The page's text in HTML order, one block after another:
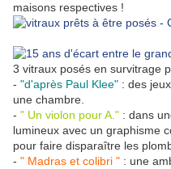
maisons respectives !
3 vitraux posés en survitrage
- "d'après Paul Klee" : des
une chambre.
- " Un violon pour A." : dans
lumineux avec un graphisme
pour faire disparaître les
- " Madras et colibri " : une